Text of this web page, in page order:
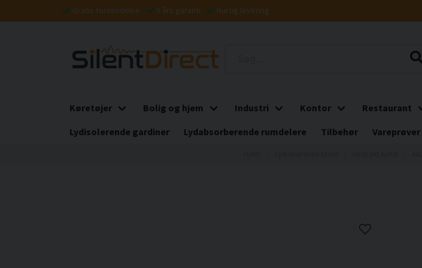
Gratis forsendelse 5 års garanti Hurtig levering
Køretøjer Bolig og hjem Industri Kontor Restaurant
Lydisolerende gardiner
Lydabsorberende rumdelere Tilbehør Vareprøver